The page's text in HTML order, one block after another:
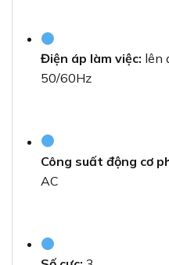
Điện áp làm việc: lên
50/60Hz
Công suất động cơ
AC